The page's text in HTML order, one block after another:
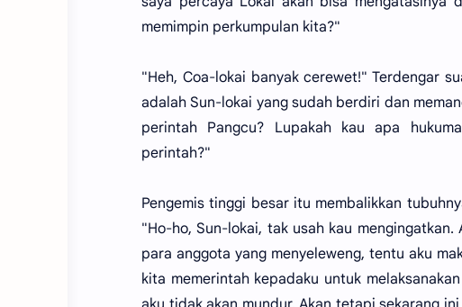
memimpin perkumpulan kita?"
"Heh, Coa-lokai banyak cerewet!" Terdengar
adalah Sun-lokai yang sudah berdiri dan
perintah Pangcu? Lupakah kau apa
perintah?"
Pengemis tinggi besar itu membalikkan
"Ho-ho, Sun-lokai, tak usah kau
para anggota yang menyeleweng, tentu aku
kita memerintah kepadaku untuk